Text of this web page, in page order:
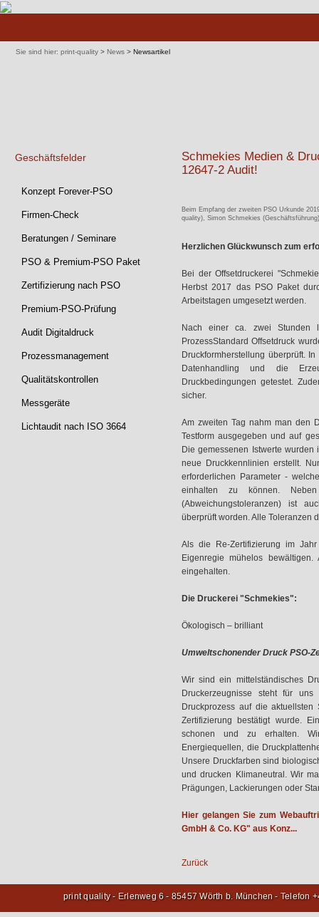
Sie sind hier: print-quality > News > Newsartikel
Schmekies Medien &
12647-2 Audit!
Beim Empfang der zweiten PSO Urkunde
quality), Simon Schmekies
Herzlichen Glückwunsch zum
Bei der Offsetdruckerei
Herbst 2017 das PSO Paket
Arbeitstagen umgesetzt werden.
Nach einer ca. zwei Stunden
ProzessStandard Offsetdruck
Druckformherstellung überprüft.
Datenhandling und die
Druckbedingungen getestet.
sicher.
Am zweiten Tag nahm man den
Testform ausgegeben und auf
Die gemessenen Istwerte
neue Druckkennlinien erstellt.
erforderlichen Parameter -
einhalten zu können.
(Abweichungstoleranzen) ist
überprüft worden. Alle Toleranzen
Als die Re-Zertifizierung im
Eigenregie mühelos
eingehalten.
Die Druckerei "Schmekies":
Ökologisch – brilliant
Umweltschonender Druck PSO-
Wir sind ein mittelständisches
Druckerzeugnisse steht für
Druckprozess auf die
Zertifizierung bestätigt wurde.
schonen und zu erhalten.
Energiequellen, die
Unsere Druckfarben sind
und drucken Klimaneutral. Wir
Prägungen, Lackierungen oder
Hier gelangen Sie zum
GmbH & Co. KG" aus Konz...
Zurück
Geschäftsfelder
Navigation
überspringen
Konzept Forever-PSO
Firmen-Check
Beratungen / Seminare
PSO & Premium-PSO Paket
Zertifizierung nach PSO
Premium-PSO-Prüfung
Audit Digitaldruck
Prozessmanagement
Qualitätskontrollen
Messgeräte
Lichtaudit nach ISO 3664
print quality - Erlenweg 6 - 85457 Wörth b. München - Telefon